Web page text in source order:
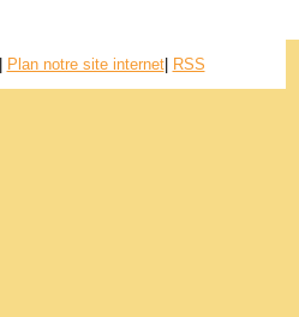
Plan notre site internet| RSS